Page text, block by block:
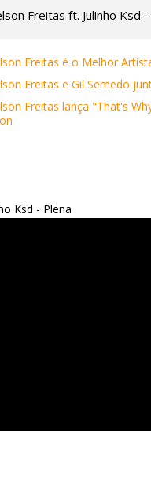
Freitas ft. Julinho Ksd
Freitas é o Melhor
Freitas e Gil Semedo
Freitas lança "That's
Ksd - Plena